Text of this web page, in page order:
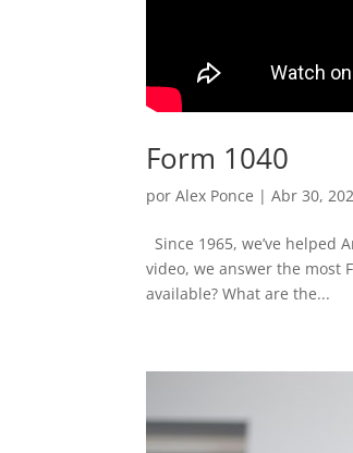
Form 1040
porAlex Ponce |Abr 30,
Since 1965, we’ve
video, we answer the most
available? What are the...